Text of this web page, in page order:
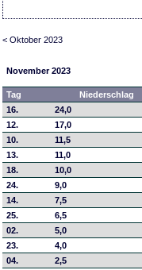
< Oktober 2023
November 2023
Tag Niederschlag
16.
24,0
12.
17,0
10.
11,5
13.
11,0
18.
10,0
24.
9,0
14.
7,5
25.
6,5
02.
5,0
23.
4,0
04.
2,5